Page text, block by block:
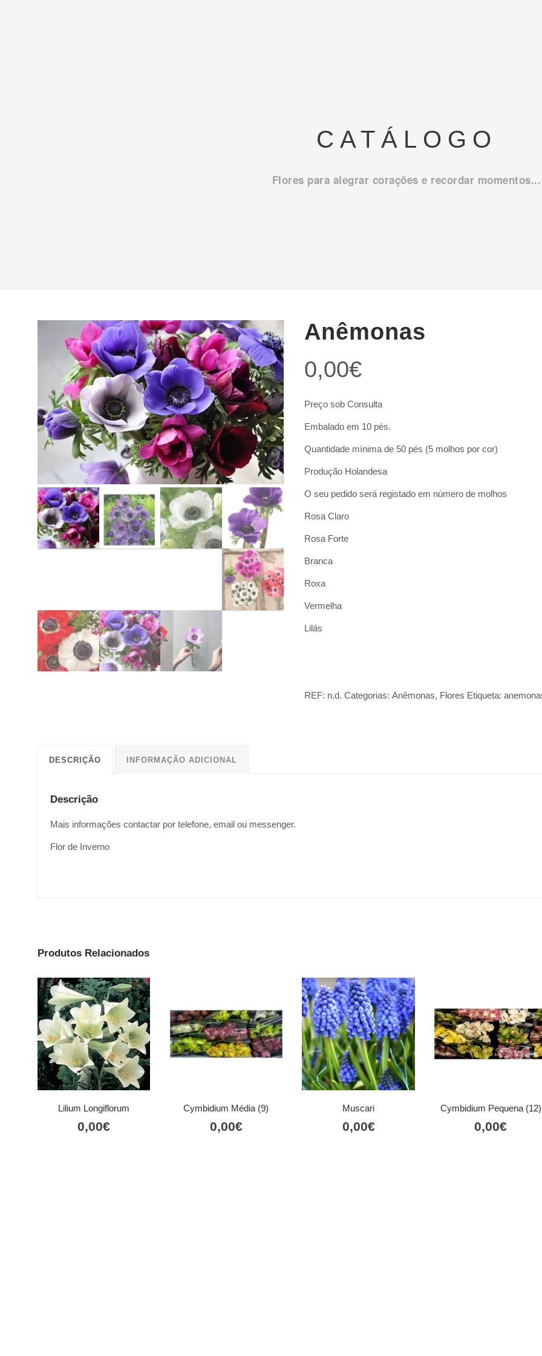
CATÁLOGO
Flores para alegrar corações e recordar momentos...
Anêmonas
0,00€
Preço sob Consulta
Embalado em 10 pés.
Quantidade mínima de 50 pés (5 molhos por cor)
Produção Holandesa
O seu pedido será registado em número de molhos
Rosa Claro
Rosa Forte
Branca
Roxa
Vermelha
Lilás
REF: n.d. Categorias: Anêmonas, Flores Etiqueta:
DESCRIÇÃO INFORMAÇÃO ADICIONAL
Descrição
Mais informações contactar por telefone, email ou messenger.
Flor de Inverno
Produtos Relacionados
Lilium Longiflorum
0,00€
Cymbidium Média (9)
0,00€
Muscari
0,00€
Cymbidium Pequena (12)
0,00€